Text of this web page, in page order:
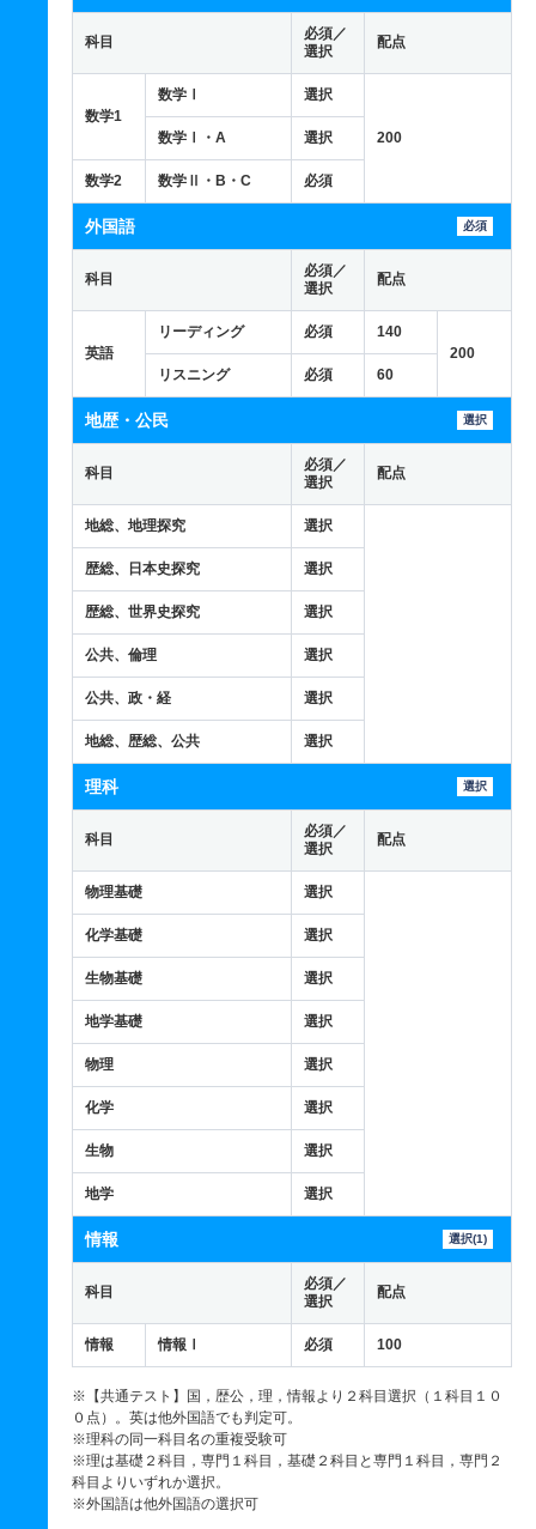
科目
必須／
選択
配点
数学1
数学Ⅰ 選択
200
数学Ⅰ・A 選択
数学2 数学Ⅱ・B・C 必須
外国語 必須
科目
必須／
選択
配点
英語
リーディング 必須
140
200
リスニング
必須 60
地歴・公民 選択
科目
必須／
選択
配点
地総、地理探究 選択
歴総、日本史探究 選択
歴総、世界史探究 選択
公共、倫理 選択
公共、政・経 選択
地総、歴総、公共 選択
理科 選択
科目
必須／
選択
配点
物理基礎 選択
化学基礎 選択
生物基礎 選択
地学基礎 選択
物理 選択
化学 選択
生物 選択
地学 選択
情報 選択(1)
科目
必須／
選択
配点
情報 情報Ⅰ 必須 100
※【共通テスト】国，歴公，理，情報より２科目選択（１科目１０
０点）。英は他外国語でも判定可。
※理科の同一科目名の重複受験可
※理は基礎２科目，専門１科目，基礎２科目と専門１科目，専門２
科目よりいずれか選択。
※外国語は他外国語の選択可